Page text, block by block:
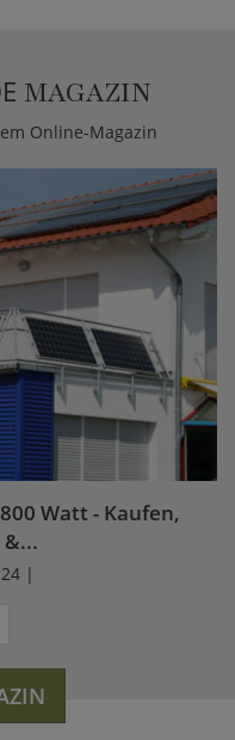
MAGAZIN
Online-Magazin
Watt - Kaufen,
|